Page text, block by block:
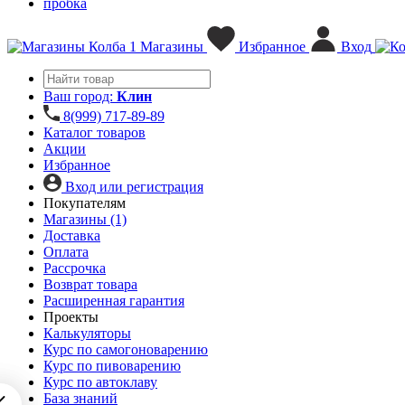
пробка
1 Магазины Избранное Вход
Ваш город: Клин
8(999) 717-89-89
Каталог товаров
Акции
Избранное
Вход или регистрация
Покупателям
Магазины (1)
Доставка
Оплата
Рассрочка
Возврат товара
Расширенная гарантия
Проекты
Калькуляторы
Курс по самогоноварению
Курс по пивоварению
Курс по автоклаву
База знаний